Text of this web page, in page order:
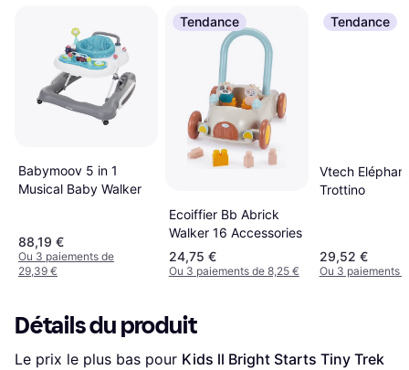
Babymoov 5 in 1
Musical Baby Walker
88,19 €
Ou 3 paiements de
29,39 €
Tendance
Ecoiffier Bb Abrick
Walker 16 Accessories
24,75 €
Ou 3 paiements de 8,25 €
Tendance
Vtech
Trottino
29,52 €
Ou 3 paiements
Détails du produit
Le prix le plus bas pour Kids ll Bright Starts Tiny Trek